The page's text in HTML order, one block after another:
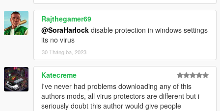
Rajthegamer69
@SoraHarlock disable protection in windows settings
its no virus
30 Tháng ba, 2023
Katecreme
I've never had problems downloading any of this
authors mods, all virus protectors are different but i
seriously doubt this author would give people